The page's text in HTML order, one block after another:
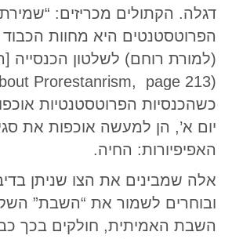
דגלה. הקתולים מכריזים: “שמירת
הפרוטסטנטים היא מחוות
(למורת רוחם) לשלטון הכנסייה
כשהכנסיות הפרוטסטנטיות
יום א’, הן למעשה אוכפות את
האפיפיורות: החיה.
אלה שמבינים את הצו שניתן
ובוחרים לשמור את “השבת”
השבת האמיתית, חולקים בכך